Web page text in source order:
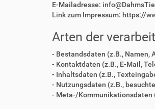
E-Mailadresse:
Link zum Impressum: https://
Arten der
- Bestandsdaten (z.B., Namen,
- Kontaktdaten (z.B., E-Mail,
- Inhaltsdaten (z.B.,
- Nutzungsdaten (z.B.,
- Meta-/Kommunikationsdaten